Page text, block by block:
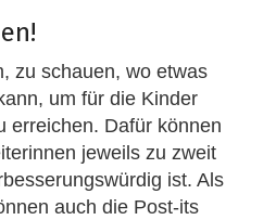
zu schauen, wo etwas
um für die Kinder
erreichen. Dafür können
jeweils zu zweit
ist. Als
auch die Post-its